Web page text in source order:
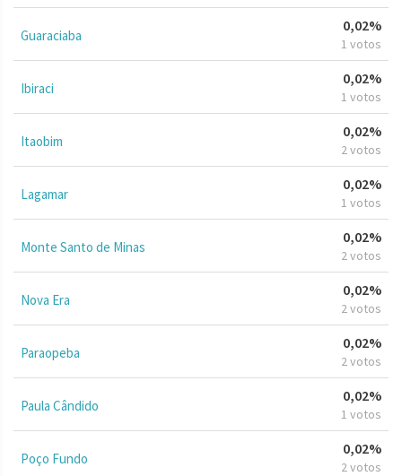
Guaraciaba
0,02%
1 votos
Ibiraci
0,02%
1 votos
Itaobim
0,02%
2 votos
Lagamar
0,02%
1 votos
Monte Santo de Minas
0,02%
2 votos
Nova Era
0,02%
2 votos
Paraopeba
0,02%
2 votos
Paula Cândido
0,02%
1 votos
Poço Fundo
0,02%
2 votos